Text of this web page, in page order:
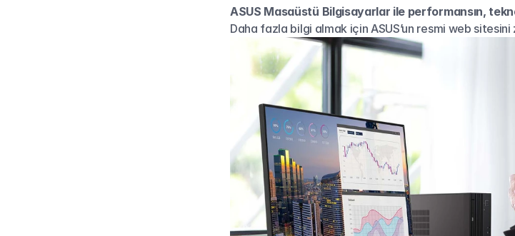
ASUS Masaüstü Bilgisayarlar ile performansın,
Daha fazla bilgi almak için ASUS’un resmi web